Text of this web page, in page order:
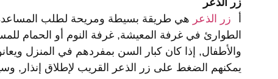
زر الذعر
زر الذعر هي طريقة بسيطة ومريحة لطلب
الطوارئ في غرفة المعيشة, غرفة النوم أو الحمام
والأطفال, إذا كان كبار السن بمفردهم في المنزل
يمكنهم الضغط على زر الذعر القريب لإطلاق إنذار,